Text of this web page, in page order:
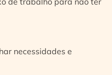
necessidades e